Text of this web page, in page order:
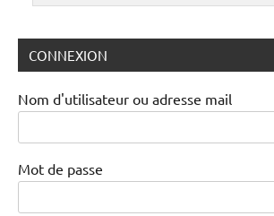
CONNEXION
Nom d'utilisateur ou adresse mail
Mot de passe